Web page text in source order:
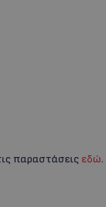
παραστάσεις εδώ.